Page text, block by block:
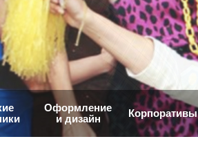
Оформление
и дизайн
Корпоративы